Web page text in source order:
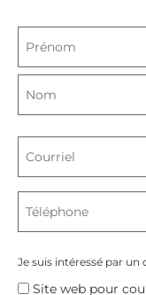
Nom
*
Je suis intéressé par un
Site web pour